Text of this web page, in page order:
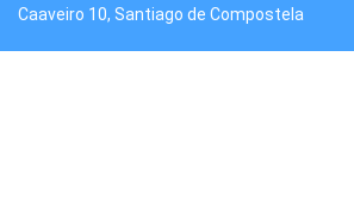
Caaveiro 10, Santiago de Compostela